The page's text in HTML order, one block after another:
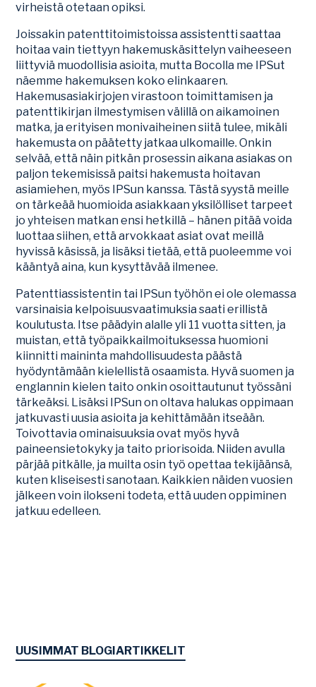
virheistä otetaan opiksi.
Joissakin patenttitoimistoissa assistentti saattaa
hoitaa vain tiettyyn hakemuskäsittelyn vaiheeseen
liittyviä muodollisia asioita, mutta Bocolla me IPSut
näemme hakemuksen koko elinkaaren.
Hakemusasiakirjojen virastoon toimittamisen ja
patenttikirjan ilmestymisen välillä on aikamoinen
matka, ja erityisen monivaiheinen siitä tulee, mikäli
hakemusta on päätetty jatkaa ulkomaille. Onkin
selvää, että näin pitkän prosessin aikana asiakas on
paljon tekemisissä paitsi hakemusta hoitavan
asiamiehen, myös IPSun kanssa. Tästä syystä meille
on tärkeää huomioida asiakkaan yksilölliset tarpeet
jo yhteisen matkan ensi hetkillä – hänen pitää voida
luottaa siihen, että arvokkaat asiat ovat meillä
hyvissä käsissä, ja lisäksi tietää, että puoleemme voi
kääntyä aina, kun kysyttävää ilmenee.
Patenttiassistentin tai IPSun työhön ei ole olemassa
varsinaisia kelpoisuusvaatimuksia saati erillistä
koulutusta. Itse päädyin alalle yli 11 vuotta sitten, ja
muistan, että työpaikkailmoituksessa huomioni
kiinnitti maininta mahdollisuudesta päästä
hyödyntämään kielellistä osaamista. Hyvä suomen ja
englannin kielen taito onkin osoittautunut työssäni
tärkeäksi. Lisäksi IPSun on oltava halukas oppimaan
jatkuvasti uusia asioita ja kehittämään itseään.
Toivottavia ominaisuuksia ovat myös hyvä
paineensietokyky ja taito priorisoida. Niiden avulla
pärjää pitkälle, ja muilta osin työ opettaa tekijäänsä,
kuten kliseisesti sanotaan. Kaikkien näiden vuosien
jälkeen voin ilokseni todeta, että uuden oppiminen
jatkuu edelleen.
UUSIMMAT BLOGIARTIKKELIT